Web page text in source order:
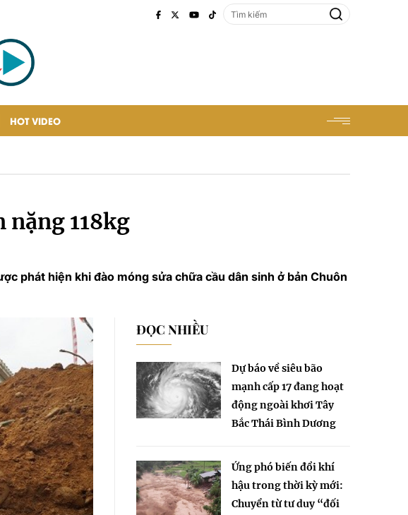
HOT VIDEO
nặng 118kg
phát hiện khi đào móng sửa chữa cầu dân sinh ở bản Chuôn
ĐỌC NHIỀU
Dự báo về siêu bão
mạnh cấp 17 đang hoạt
động ngoài khơi Tây
Bắc Thái Bình Dương
Ứng phó biến đổi khí
hậu trong thời kỳ mới:
Chuyển từ tư duy “đối